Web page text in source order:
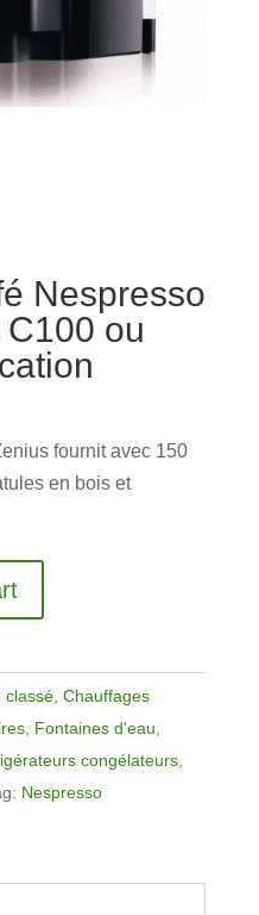
Nespresso
ou
fournit avec 150
en bois et
classé, Chauffages
, Fontaines d'eau
congélateurs,
Nespresso